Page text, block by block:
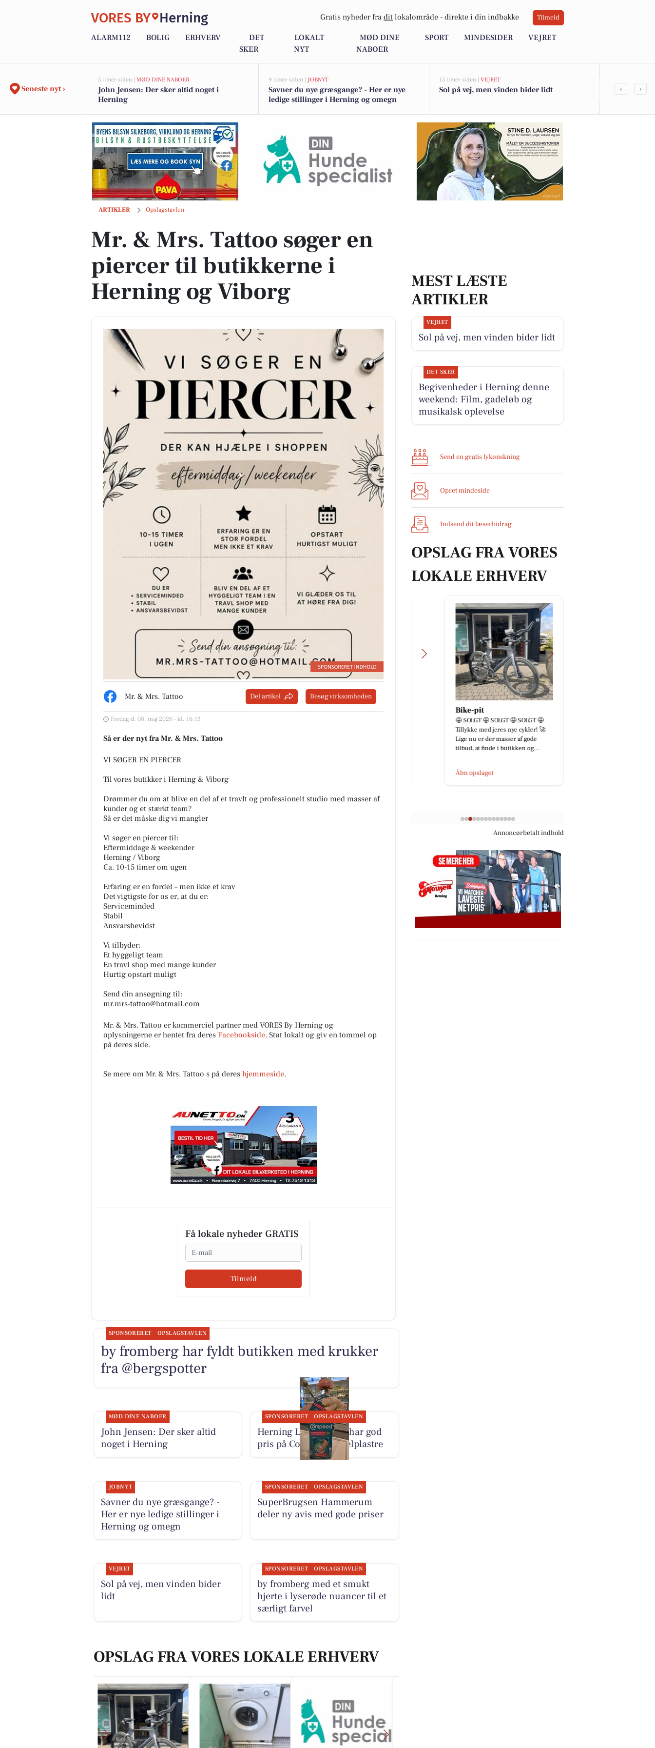
VORES BY Herning Gratis nyheder fra dit lokalområde - direkte i din indbakke Tilmeld
ALARM112 BOLIG ERHVERV
DET
SKER
LOKALT
NYT
MØD DINE
NABOER
SPORT MINDESIDER VEJRET
Seneste nyt ›
5 timer siden | MØD DINE NABOER
John Jensen: Der sker altid noget i
Herning
9 timer siden | JOBNYT
Savner du nye græsgange? - Her er nye
ledige stillinger i Herning og omegn
15 timer siden | VEJRET
Sol på vej, men vinden bider lidt ‹ ›
ARTIKLER Opslagstavlen
Mr. & Mrs. Tattoo søger en piercer til butikkerne i Herning og Viborg
Mr. & Mrs. Tattoo søger en
piercer til butikkerne i
Herning og Viborg
Mr. & Mrs. Tattoo Del artikel Besøg virksomheden
Fredag d. 08. maj 2026 - kl. 16:13
Så er der nyt fra Mr. & Mrs. Tattoo
VI SØGER EN PIERCER
Til vores butikker i Herning & Viborg
Drømmer du om at blive en del af et travlt og professionelt studio med masser af
kunder og et stærkt team?
Så er det måske dig vi mangler
Vi søger en piercer til:
Eftermiddage & weekender
Herning / Viborg
Ca. 10-15 timer om ugen
Erfaring er en fordel – men ikke et krav
Det vigtigste for os er, at du er:
Serviceminded
Stabil
Ansvarsbevidst
Vi tilbyder:
Et hyggeligt team
En travl shop med mange kunder
Hurtig opstart muligt
Send din ansøgning til:
mr.mrs-tattoo@hotmail.com
Mr. & Mrs. Tattoo er kommerciel partner med VORES By Herning og
oplysningerne er hentet fra deres Facebookside. Støt lokalt og giv en tommel op
på deres side.
Se mere om Mr. & Mrs. Tattoo s på deres hjemmeside.
Få lokale nyheder GRATIS
Email
Tilmeld
MEST LÆSTE
ARTIKLER
VEJRET
Sol på vej, men vinden bider lidt
DET SKER
Begivenheder i Herning denne
weekend: Film, gadeløb og
musikalsk oplevelse
Send en gratis lykønskning
Opret mindeside
Indsend dit læserbidrag
OPSLAG FRA VORES
LOKALE ERHVERV
Herning Løve Apotek
GOD PRIS på Compeed
Compeed fungerer gennem
betyder at pla...
Åbn opslaget
AutoFit A/S Bike-pit
🤩 SOLGT 🤩 SOLGT 🤩 SOLGT 🤩
Tillykke med jeres nye cykler! 🚀
Lige nu er der masser af gode
tilbud, at finde i butikken og...
Åbn opslaget
Annoncørbetalt indhold
SPONSORERET OPSLAGSTAVLEN
by fromberg har fyldt butikken med krukker
fra @bergspotter
MØD DINE NABOER
John Jensen: Der sker altid
noget i Herning
SPONSORERET OPSLAGSTAVLEN
Herning Løve Apotek har god
pris på Compeed vabelplastre
JOBNYT
Savner du nye græsgange? -
Her er nye ledige stillinger i
Herning og omegn
SPONSORERET OPSLAGSTAVLEN
SuperBrugsen Hammerum
deler ny avis med gode priser
VEJRET
Sol på vej, men vinden bider
lidt
SPONSORERET OPSLAGSTAVLEN
by fromberg med et smukt
hjerte i lyserøde nuancer til et
særligt farvel
OPSLAG FRA VORES LOKALE ERHVERV